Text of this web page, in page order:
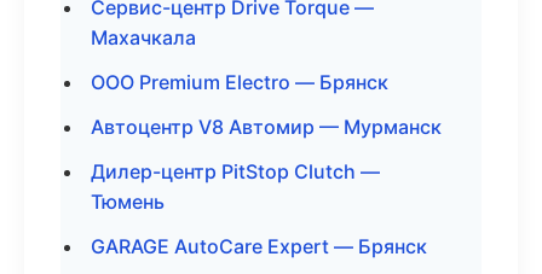
Сервис-центр Drive Torque —
Махачкала
ООО Premium Electro — Брянск
Автоцентр V8 Автомир — Мурманск
Дилер-центр PitStop Clutch —
Тюмень
GARAGE AutoCare Expert — Брянск